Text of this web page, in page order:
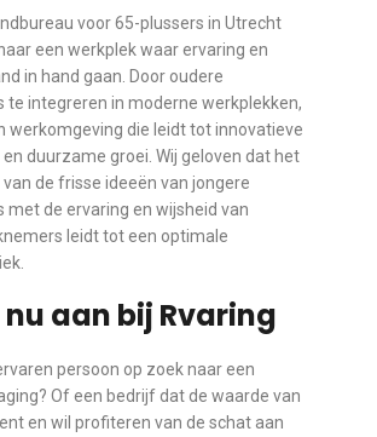
voor 65-plussers in Utrecht
een werkplek waar ervaring en
in hand gaan. Door oudere
te integreren in moderne werkplekken,
werkomgeving die leidt tot innovatieve
duurzame groei. Wij geloven dat het
de frisse ideeën van jongere
met de ervaring en wijsheid van
leidt tot een optimale
nu aan bij Rvaring
persoon op zoek naar een
Of een bedrijf dat de waarde van
en wil profiteren van de schat aan